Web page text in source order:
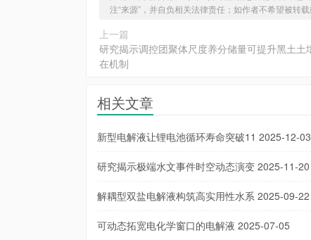
注“来源”，并自负相关法律责任；如作者不希望被转
上一篇
研究揭示调控团聚体尺度养分储量可提升黑土土
在机制
相关文章
新型电解液让锂电池循环寿命突破11 2025-12-03
研究揭示极端水文事件时空动态演变 2025-11-20
解耦型双盐电解液构筑高实用性水系 2025-09-22
可动态拓宽电化学窗口的电解液 2025-07-05